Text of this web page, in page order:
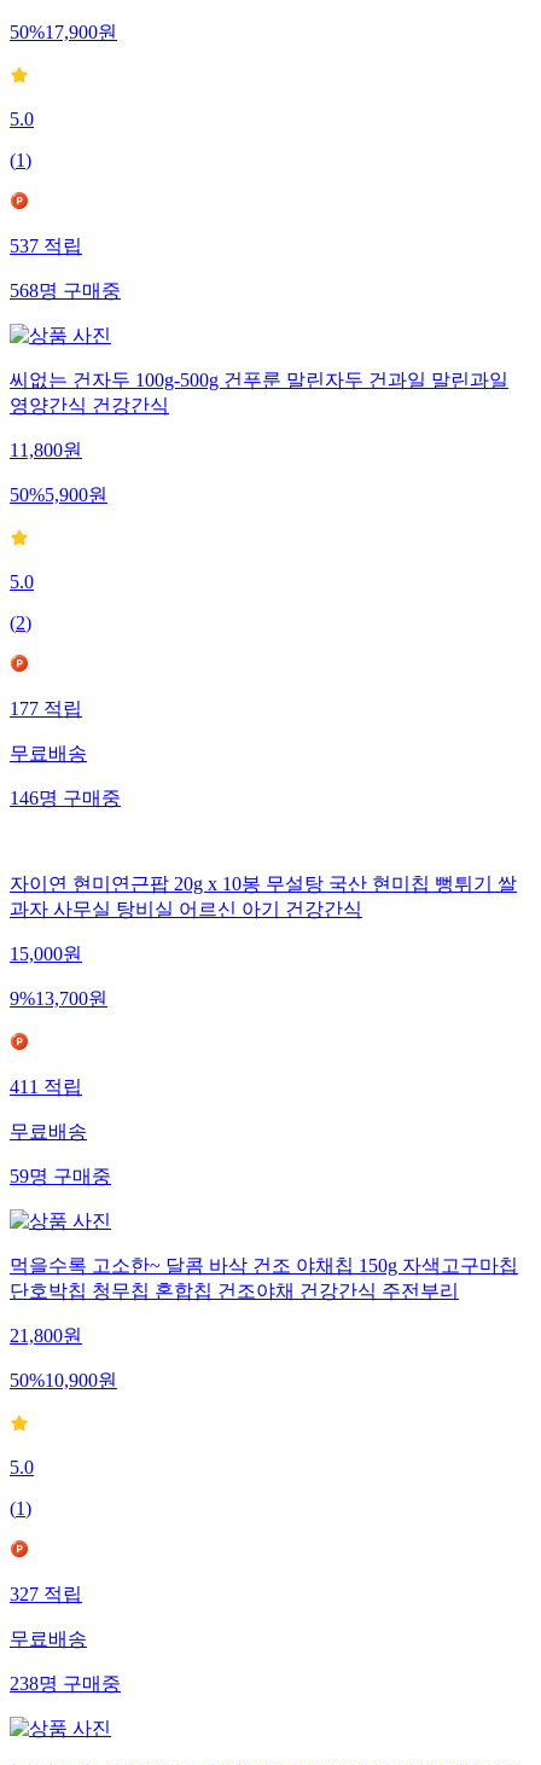
50%17,900원
5.0
(1)
537적립
568명구매중
씨없는 건자두 100g-500g 건푸룬 말린자두 건과일 말린과일
영양간식 건강간식
11,800원
50%5,900원
5.0
(2)
177적립
무료배송
146명구매중
자이연 현미연근팝 20g x 10봉 무설탕 국산 현미칩 뻥튀기 쌀
과자 사무실 탕비실 어르신 아기 건강간식
15,000원
9%13,700원
411적립
무료배송
59명구매중
먹을수록 고소한~ 달콤 바삭 건조 야채칩 150g 자색고구마칩
단호박칩 청무칩 혼합칩 건조야채 건강간식 주전부리
21,800원
50%10,900원
5.0
(1)
327적립
무료배송
238명구매중